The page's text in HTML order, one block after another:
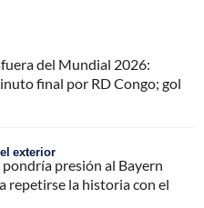
del Mundial 2026:
final por RD Congo; gol
exterior
pondría presión al Bayern
repetirse la historia con el